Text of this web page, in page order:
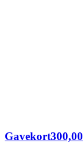
Gavekort300,00